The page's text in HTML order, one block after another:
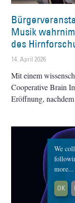
Musik
des
14. April 2026
Mit einem
Cooperative Brain
Eröffnung,
We
more...
OK